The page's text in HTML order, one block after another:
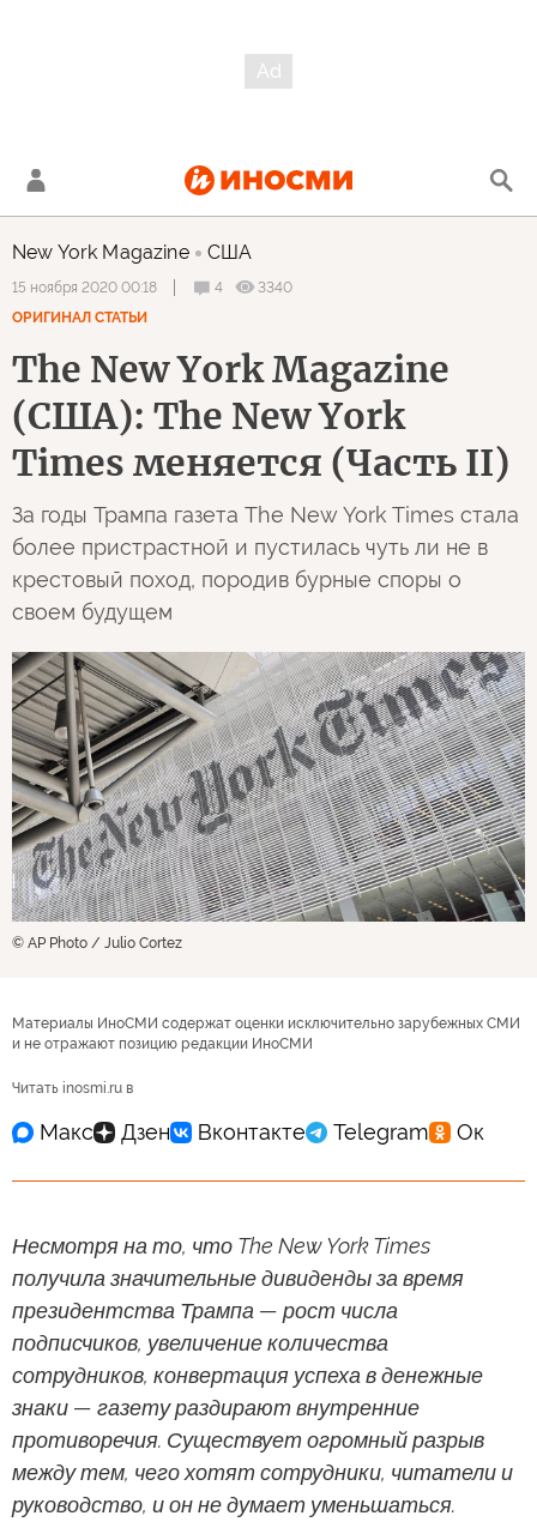
New York Magazine США
15 ноября 2020 00:18 4
3340
ОРИГИНАЛ СТАТЬИ
The New York Magazine
(США): The New York
Times меняется (Часть II)
За годы Трампа газета The New York Times стала
более пристрастной и пустилась чуть ли не в
крестовый поход, породив бурные споры о
своем будущем
© AP Photo / Julio Cortez
Материалы ИноСМИ содержат оценки исключительно зарубежных СМИ
и не отражают позицию редакции ИноСМИ
Читать inosmi.ru в
Несмотря на то, что The New York Times
получила значительные дивиденды за время
президентства Трампа — рост числа
подписчиков, увеличение количества
сотрудников, конвертация успеха в денежные
знаки — газету раздирают внутренние
противоречия. Существует огромный разрыв
между тем, чего хотят сотрудники, читатели и
руководство, и он не думает уменьшаться.